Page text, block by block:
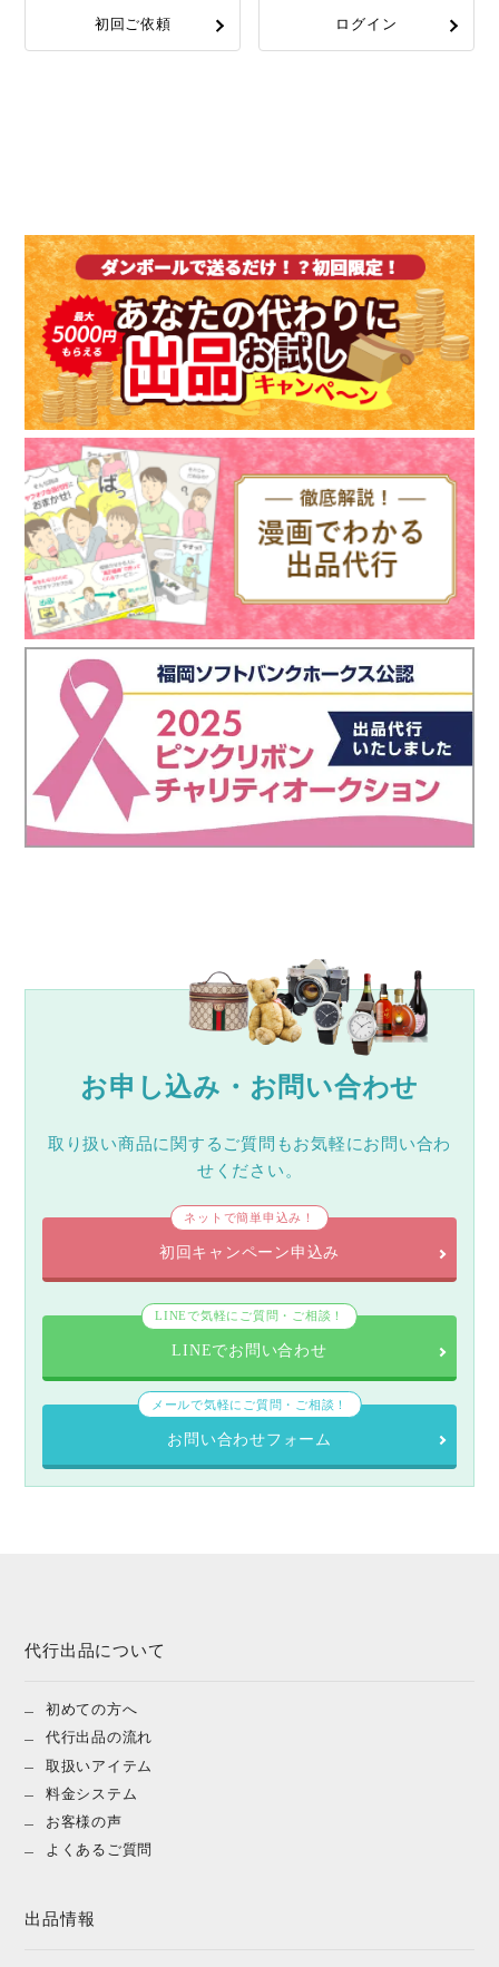
初回ご依頼 ログイン
お申し込み・お問い合わせ
取り扱い商品に関するご質問もお気軽にお問い合わ
せください。
ネットで簡単申込み！
初回キャンペーン申込み
LINEで気軽にご質問・ご相談！
LINEでお問い合わせ
メールで気軽にご質問・ご相談！
お問い合わせフォーム
代行出品について
初めての方へ
代行出品の流れ
取扱いアイテム
料金システム
お客様の声
よくあるご質問
出品情報